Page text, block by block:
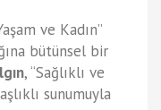
ve Kadın”
bütünsel bir
, “Sağlıklı ve
sunumuyla